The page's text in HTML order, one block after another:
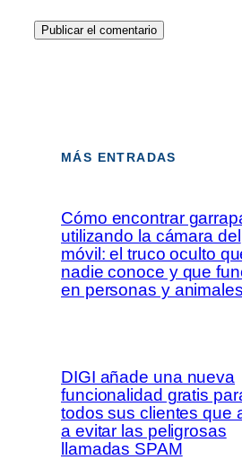
MÁS ENTRADAS
Cómo encontrar
utilizando la cámara del
móvil: el truco oculto
nadie conoce y que
en personas y animales
DIGI añade una nueva
funcionalidad gratis
todos sus clientes que
a evitar las peligrosas
llamadas SPAM